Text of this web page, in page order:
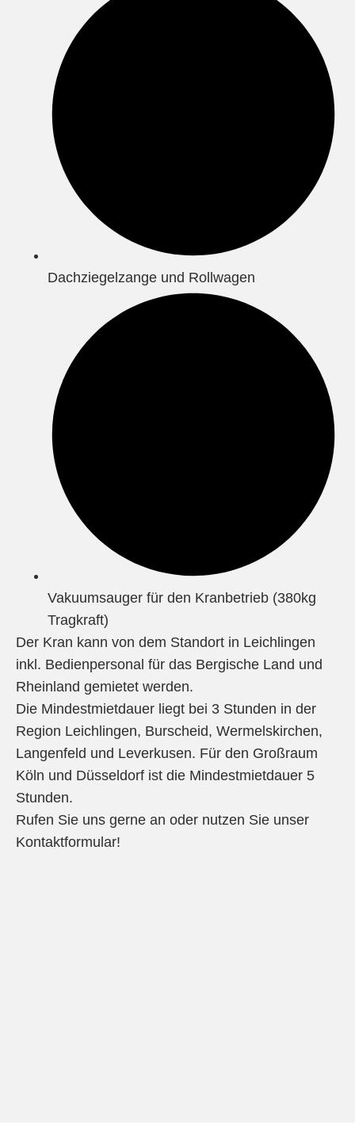
Dachziegelzange und Rollwagen
Vakuumsauger für den Kranbetrieb (380kg
Tragkraft)
Der Kran kann von dem Standort in Leichlingen
inkl. Bedienpersonal für das Bergische Land und
Rheinland gemietet werden.
Die Mindestmietdauer liegt bei 3 Stunden in der
Region Leichlingen, Burscheid, Wermelskirchen,
Langenfeld und Leverkusen. Für den Großraum
Köln und Düsseldorf ist die Mindestmietdauer 5
Stunden.
Rufen Sie uns gerne an oder nutzen Sie unser
Kontaktformular!